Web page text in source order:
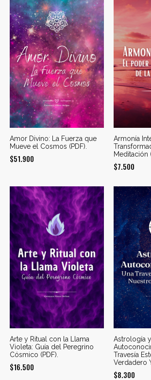
$14.000.$11.200.
Amor Divino: La Fuerza que
Mueve el Cosmos (PDF).
$51.900
Armonía
Meditación
$7.500
Arte y Ritual con la Llama
Violeta: Guía del Peregrino
Cósmico (PDF).
$16.500
Astrología y
Travesía
Verdadero
$8.300